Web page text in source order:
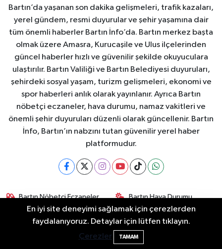
Bartın’da yaşanan son dakika gelişmeleri, trafik kazaları,
yerel gündem, resmi duyurular ve şehir yaşamına dair
tüm önemli haberler Bartın İnfo’da. Bartın merkez başta
olmak üzere Amasra, Kurucaşile ve Ulus ilçelerinden
güncel haberler hızlı ve güvenilir şekilde okuyuculara
ulaştırılır. Bartın Valiliği ve Bartın Belediyesi duyuruları,
şehirdeki sosyal yaşam, turizm gelişmeleri, ekonomi ve
spor haberleri anlık olarak yayınlanır. Ayrıca Bartın
nöbetçi eczaneler, hava durumu, namaz vakitleri ve
önemli şehir duyuruları düzenli olarak güncellenir. Bartın
İnfo, Bartın’ın nabzını tutan güvenilir yerel haber
platformudur.
Bartın Nöbetçi Eczaneler Bartın Hava Durumu
Bartin Namaz Vakitleri
Bartın Trafik Yoğunluk
Haritası
En iyi site deneyimi sağlamak için çerezlerden
faydalanıyoruz. Detaylar için lütfen tıklayın.
Çerezler
TAMAM
Elektrik arızasını onanırken akıma kapılan